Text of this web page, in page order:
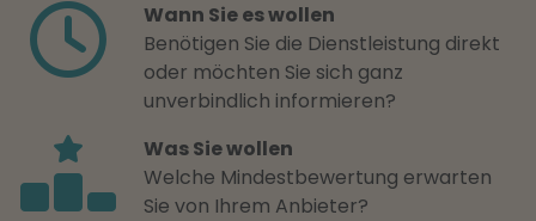
Wann Sie es wollen
Benötigen Sie die Dienstleistung direkt
oder möchten Sie sich ganz
unverbindlich informieren?
Was Sie wollen
Welche Mindestbewertung erwarten
Sie von Ihrem Anbieter?